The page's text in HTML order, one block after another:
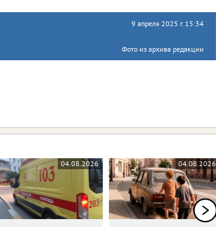
9 апреля 2025 г. 15:34
Фото из архива редакции
04.08.2026 04.08.2026